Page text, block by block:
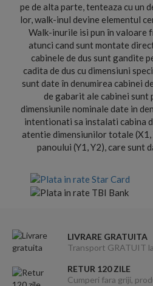
pe de alta parte, tenteaza cu un
lor, walk-inul devine elementul
Walk-inurile isi pun în valoare
atunci cand sunt montate
cabinele de dus sunt gandite
cadita de dus cu dimensiuni
sunt date în denumirea cabinei
de gabarit ale cabinei sunt
dimensiunile nominale date in
intentionati sa instalati cabina
atentie dimensiunilor totale
panoului (Y1, Y2), care sunt
LIVRARE GRATUITA
Transport GRATUIT
RETUR 120 ZILE
Cumperi fara griji,